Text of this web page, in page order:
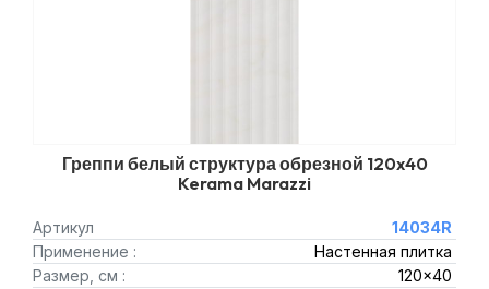
Греппи белый структура обрезной 120x40
Kerama Marazzi
Артикул
14034R
Применение :
Настенная плитка
Размер, см :
120x40